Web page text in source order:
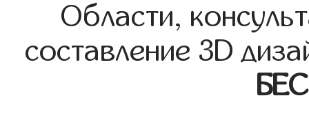
Области,
составление 3D